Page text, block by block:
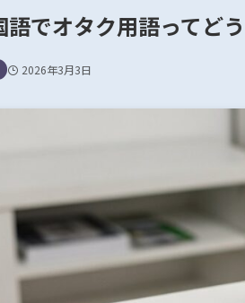
語でオタク用語ってど
2026年3月3日